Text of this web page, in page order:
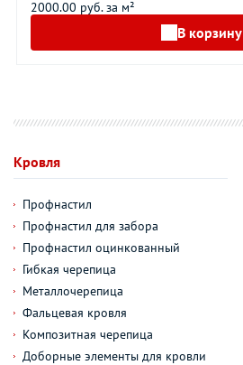
2000.00 руб. за м²
В корзину
Кровля
Профнастил
Профнастил для забора
Профнастил оцинкованный
Гибкая черепица
Металлочерепица
Фальцевая кровля
Композитная черепица
Доборные элементы для кровли